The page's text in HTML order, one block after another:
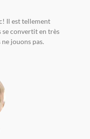
Il est tellement
se convertit en très
jouons pas.